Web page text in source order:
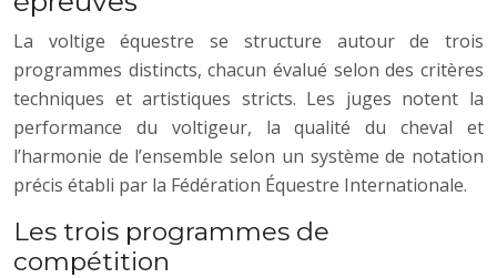
La voltige équestre se structure autour de trois
programmes distincts, chacun évalué selon des critères
techniques et artistiques stricts. Les juges notent la
performance du voltigeur, la qualité du cheval et
l’harmonie de l’ensemble selon un système de notation
précis établi par la Fédération Équestre Internationale.
Les trois programmes de
compétition